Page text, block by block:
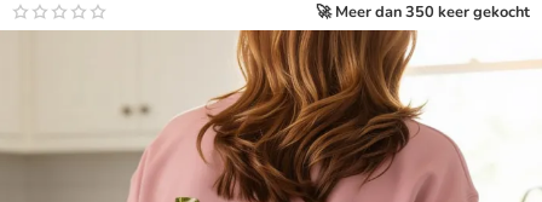
🚀 Meer dan 350 keer gekocht